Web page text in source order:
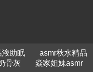
液助眠 asmr秋水精品
骨灰 焱家姐妹asmr